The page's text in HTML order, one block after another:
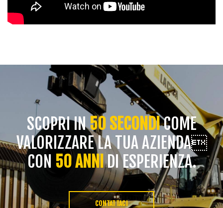
SCOPRI IN50 SECONDICOME
VALORIZZARE LA TUA AZIENDA
CON 50 ANNIDI ESPERIENZA.
CONTATTACI